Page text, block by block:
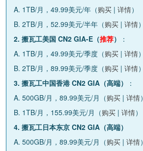
A. 1TB/月，49.99美元/年（购买 | 详情）
B. 2TB/月，52.99美元/半年（购买 | 详情）
2. 搬瓦工美国 CN2 GIA-E（推荐）
：
A. 1TB/月，49.99美元/季度（购买 | 详情）
B. 2TB/月，89.99美元/季度（购买 | 详情）
3. 搬瓦工中国香港 CN2 GIA（高端）
：
A. 500GB/月，89.99美元/月（购买 | 详情）
B. 1TB/月，155.99美元/月（购买 | 详情）
4. 搬瓦工日本东京 CN2 GIA（高端）
A. 500GB/月，89.99美元/月（购买 | 详情）